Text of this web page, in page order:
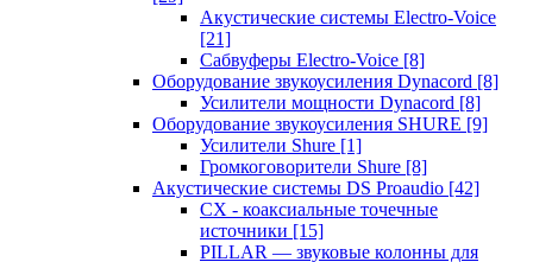
Акустические системы Electro-Voice
[21]
Сабвуферы Electro-Voice [8]
Оборудование звукоусиления Dynacord [8]
Усилители мощности Dynacord [8]
Оборудование звукоусиления SHURE [9]
Усилители Shure [1]
Громкоговорители Shure [8]
Акустические системы DS Proaudio [42]
CX - коаксиальные точечные
источники [15]
PILLAR — звуковые колонны для